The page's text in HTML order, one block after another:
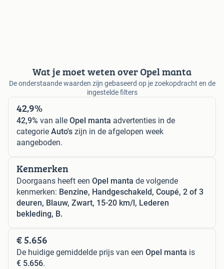
Wat je moet weten over Opel manta
De onderstaande waarden zijn gebaseerd op je zoekopdracht en de
ingestelde filters
42,9%
42,9% van alle Opel manta advertenties in de
categorie Auto's zijn in de afgelopen week
aangeboden.
Kenmerken
Doorgaans heeft een Opel manta de volgende
kenmerken: Benzine, Handgeschakeld, Coupé, 2 of 3
deuren, Blauw, Zwart, 15-20 km/l, Lederen
bekleding, B.
€ 5.656
De huidige gemiddelde prijs van een Opel manta is
€ 5.656.